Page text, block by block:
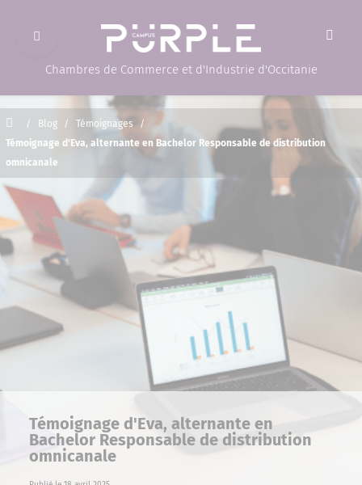
Ouvrir le menu
Chambres de Commerce et d'Industrie d'Occitanie
Accueil
/ Blog / Témoignages
/
Témoignage d'Eva, alternante en Bachelor Responsable de distribution
omnicanale
Témoignage d'Eva, alternante en
Bachelor Responsable de distribution
omnicanale